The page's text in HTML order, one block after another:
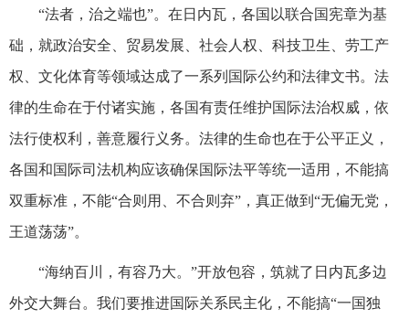
“法者，治之端也”。在日内瓦，各国以联合国宪章为基
础，就政治安全、贸易发展、社会人权、科技卫生、劳工产
权、文化体育等领域达成了一系列国际公约和法律文书。法
律的生命在于付诸实施，各国有责任维护国际法治权威，依
法行使权利，善意履行义务。法律的生命也在于公平正义，
各国和国际司法机构应该确保国际法平等统一适用，不能搞
双重标准，不能“合则用、不合则弃”，真正做到“无偏无党，
王道荡荡”。
“海纳百川，有容乃大。”开放包容，筑就了日内瓦多边
外交大舞台。我们要推进国际关系民主化，不能搞“一国独